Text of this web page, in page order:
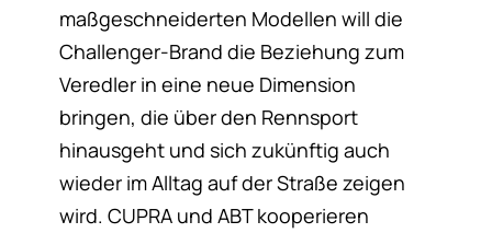
maßgeschneiderten Modellen will die
Challenger-Brand die Beziehung zum
Veredler in eine neue Dimension
bringen, die über den Rennsport
hinausgeht und sich zukünftig auch
wieder im Alltag auf der Straße zeigen
wird. CUPRA und ABT kooperieren